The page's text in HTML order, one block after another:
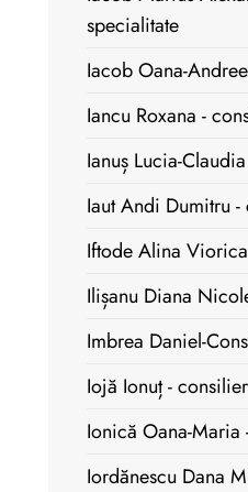
specialitate
Iacob Oana-
Iancu Roxana -
Ianuș Lucia-
Iaut Andi Dumitru
Iftode Alina
Ilișanu Diana
Imbrea Daniel-
Iojă Ionuț - consilier
Ionică Oana-Maria
Iordănescu Dana